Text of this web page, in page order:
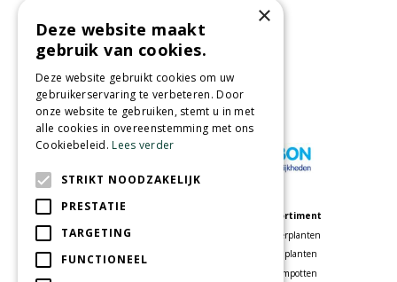
Partners
Wij accepteren
Tuincentrum
Speelparadijs
Assortiment
Kamerplanten
Tuinplanten
Bloempotten
×
Deze website maakt
gebruik van cookies.
Deze website gebruikt cookies om uw
gebruikerservaring te verbeteren. Door
onze website te gebruiken, stemt u in met
alle cookies in overeenstemming met ons
Cookiebeleid.Lees verder
STRIKT NOODZAKELIJK
PRESTATIE
TARGETING
FUNCTIONEEL